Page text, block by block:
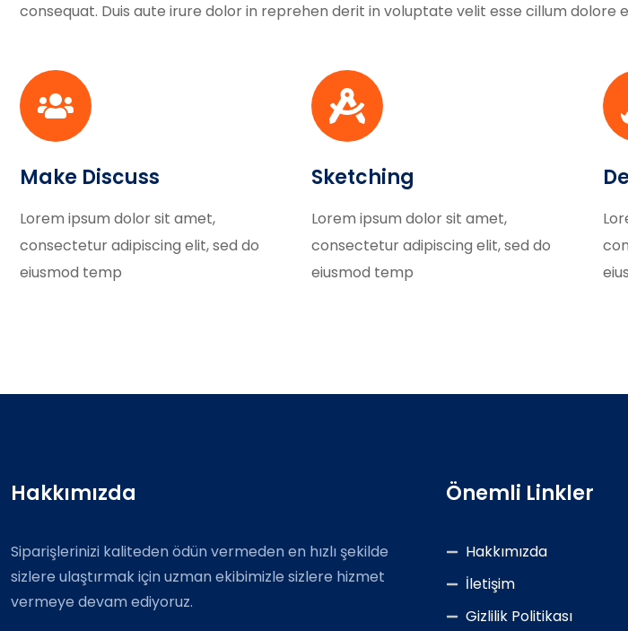
consequat. Duis aute irure dolor in reprehen derit in voluptate velit esse cillum dolore
Make Discuss
Lorem ipsum dolor sit amet,
consectetur adipiscing elit, sed do
eiusmod temp
Sketching
Lorem ipsum dolor sit amet,
consectetur adipiscing elit, sed do
eiusmod temp
Hakkımızda
Siparişlerinizi kaliteden ödün vermeden en hızlı şekilde
sizlere ulaştırmak için uzman ekibimizle sizlere hizmet
vermeye devam ediyoruz.
Önemli Linkler
Hakkımızda
İletişim
Gizlilik Politikası